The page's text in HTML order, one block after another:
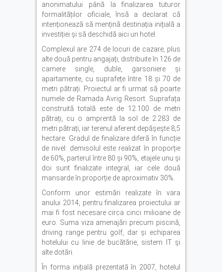
anonimatului până la finalizarea tuturor
formalităților oficiale, însă a declarat că
intenționează să mențină destinația inițială a
investiției și să deschidă aici un hotel.
Complexul are 274 de locuri de cazare, plus
alte două pentru angajați, distribuite în 126 de
camere single, duble, garsoniere și
apartamente, cu suprafețe între 18 și 70 de
metri pătrați. Proiectul ar fi urmat să poarte
numele de Ramada Avrig Resort. Suprafața
construită totală este de 12.100 de metri
pătrați, cu o amprentă la sol de 2.283 de
metri pătrați, iar terenul aferent depășește 8,5
hectare. Gradul de finalizare diferă în funcție
de nivel: demisolul este realizat în proporție
de 60%, parterul între 80 și 90%, etajele unu și
doi sunt finalizate integral, iar cele două
mansarde în proporție de aproximativ 30%.
Conform unor estimări realizate în vara
anului 2014, pentru finalizarea proiectului ar
mai fi fost necesare circa cinci milioane de
euro. Suma viza amenajări precum piscină,
driving range pentru golf, dar și echiparea
hotelului cu linie de bucătărie, sistem IT și
alte dotări.
În forma inițială prezentată în 2007, hotelul